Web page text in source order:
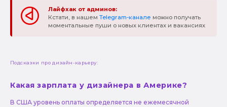
Лайфхак от админов:
Кстати, в нашем Telegram-канале можно получать
моментальные пуши о новых клиентах и вакансиях
Подсказки про дизайн-карьеру:
Какая зарплата у дизайнера в Америке?
В США уровень оплаты определяется не ежемесячной